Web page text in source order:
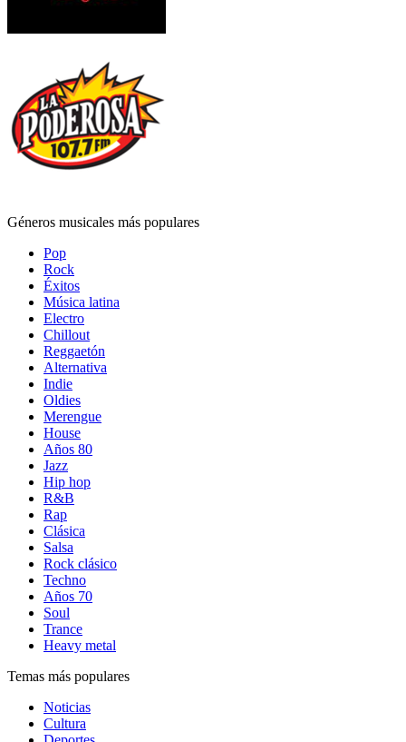
Géneros musicales más populares
Pop
Rock
Éxitos
Música latina
Electro
Chillout
Reggaetón
Alternativa
Indie
Oldies
Merengue
House
Años 80
Jazz
Hip hop
R&B
Rap
Clásica
Salsa
Rock clásico
Techno
Años 70
Soul
Trance
Heavy metal
Temas más populares
Noticias
Cultura